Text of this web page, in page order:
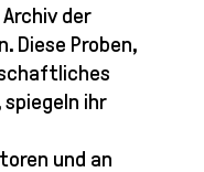
der
Diese Proben,
ihr
und an